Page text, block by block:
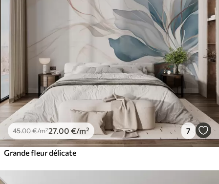
45.00€/m²27 .00 €/m² 7
Grande fleur délicate